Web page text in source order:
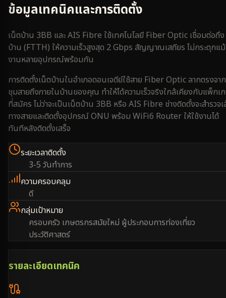
ข้อมูลเทคนิคและการติดตั้ง
เน็ตบ้าน 3BB และ AIS Fibre ใช้เทคโนโลยี Fiber Optic เชื่อมต่อถึง
บ้าน (FTTH) ให้ความเร็วสูงสุด 2 Gbps สัญญาณเสถียร ไม่กระตุกแ
งานหลายอุปกรณ์พร้อมกัน
การติดตั้งเน็ตบ้านในอำเภอดอนเจดีย์ใช้สาย Fiber Optic ลากตรงจา
ชุมสายถึงภายในบ้านของคุณ ทำให้ได้ความเร็วจริงใกล้เคียงกับแพ็กเ
ที่สมัคร ไม่ว่าจะเป็นเน็ตบ้าน 3BB หรือ AIS Fibre ช่างติดตั้งจะสำรวจ
ทางสายและติดตั้งอุปกรณ์ ONU พร้อม WiFi6 Router ให้ใช้งานได้
ทันทีหลังติดตั้งเสร็จ
ระยะเวลาติดตั้ง
3-5 วันทำการ
ความครอบคลุม
ดี
กลุ่มเป้าหมาย
ครอบครัว เกษตรกรสมัยใหม่ ผู้ประกอบการท่องเที่ยว
ประวัติศาสตร์
รายละเอียดเทคนิค